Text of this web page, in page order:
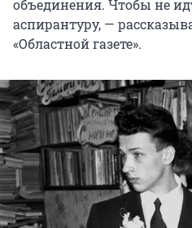
объединения. Чтобы не
аспирантуру, —
«Областной газете».